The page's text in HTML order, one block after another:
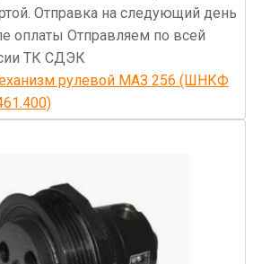
Отправка на следующий день
оплаты Отправляем по всей
ТК СДЭК